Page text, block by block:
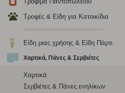
Τροφές & Είδη για Κατοικίδια
Είδη μιας χρήσης & Είδη Πάρτι
Χαρτικά, Πάνες & Σερβιέτες
Χαρτικά
Σερβιέτες & Πάνες ενηλίκων
Η συγκεκριμένη
για τη δημιουργία ενός
το πρόγραμμα
Η συγκεκριμένη